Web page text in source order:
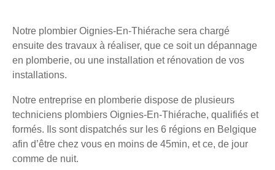
Notre plombier Oignies-En-Thiérache sera chargé
ensuite des travaux à réaliser, que ce soit un dépannage
en plomberie, ou une installation et rénovation de vos
installations.
Notre entreprise en plomberie dispose de plusieurs
techniciens plombiers Oignies-En-Thiérache, qualifiés et
formés. Ils sont dispatchés sur les 6 régions en Belgique
afin d’être chez vous en moins de 45min, et ce, de jour
comme de nuit.